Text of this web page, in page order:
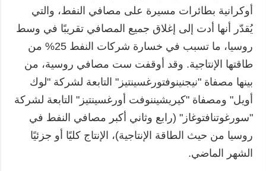
أوكرانية بطائرات مسيرة على مصافي النفط، والتي
يُقدّر أنها أدت إلى إغلاق جميع المصافي تقريبًا في وسط
روسيا، ما تسبب في خسارة شركات النفط 25% من
طاقتها الإنتاجية. وقد أوقفت ست مصافي روسية، من
بينها مصفاة "نيجنينوفتورغسينتيز" التابعة لشركة "لوك
أويل" ومصفاة "كيريشيننوفت أورغسينتيز" التابعة لشركة
"سورغوتنافتوغاز" (رابع وثاني أكبر مصافي النفط في
روسيا من حيث الطاقة الإنتاجية)، الإنتاج كليًا أو جزئيًا
الشهر الماضي.